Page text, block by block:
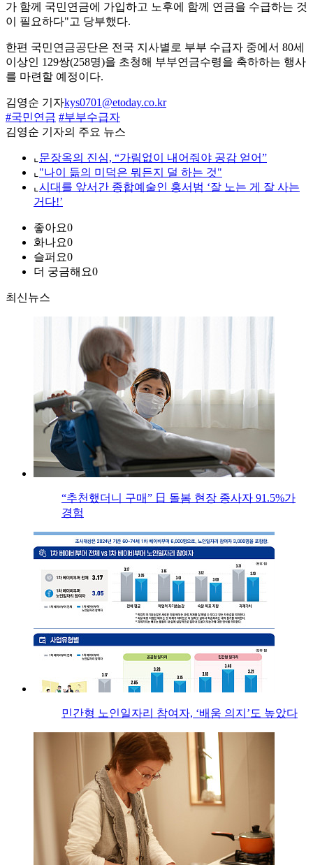
가 함께 국민연금에 가입하고 노후에 함께 연금을 수급하는 것
이 필요하다"고 당부했다.
한편 국민연금공단은 전국 지사별로 부부 수급자 중에서 80세
이상인 129쌍(258명)을 초청해 부부연금수령을 축하하는 행사
를 마련할 예정이다.
김영순 기자kys0701@etoday.co.kr
#국민연금 #부부수급자
김영순 기자의 주요 뉴스
⌞ 문장옥의 진심, “가림없이 내어줘야 공감 얻어”
⌞ "나이 듦의 미덕은 뭐든지 덜 하는 것"
⌞ 시대를 앞서간 종합예술인 홍서범 ‘잘 노는 게 잘 사는
거다!’
좋아요0
화나요0
슬퍼요0
더 궁금해요0
최신뉴스
“추천했더니 구매” 日 돌봄 현장 종사자 91.5%가
경험
민간형 노인일자리 참여자, ‘배움 의지’도 높았다